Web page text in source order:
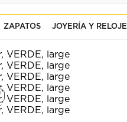
ZAPATOS JOYERÍA Y